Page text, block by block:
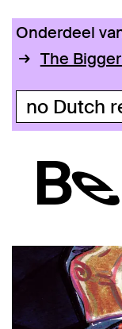
Onderdeel
The
no Dutch